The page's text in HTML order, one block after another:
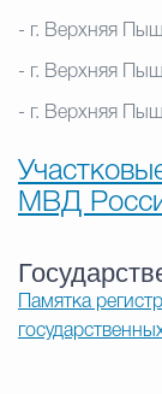
- г. Верхняя
- г. Верхняя
- г. Верхняя
МВД
Памятка